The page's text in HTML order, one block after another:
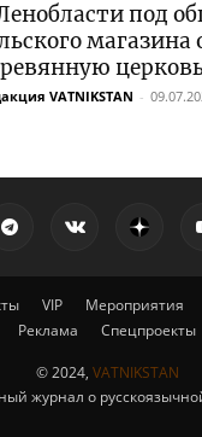
под
VATNIKSTAN -
VIP Мероприятия
Реклама
Спецпроекты
© 2024, VATNIKSTAN
журнал о